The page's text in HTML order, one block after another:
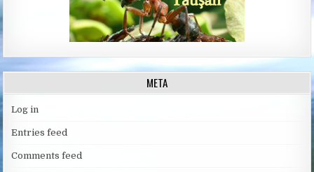
META
Log in
Entries feed
Comments feed